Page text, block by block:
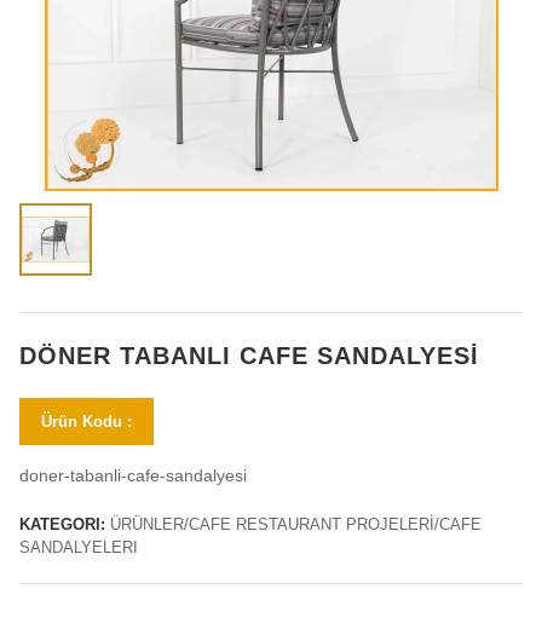
DÖNER TABANLI CAFE SANDALYESI
Ürün Kodu :
doner-tabanli-cafe-sandalyesi
KATEGORI: ÜRÜNLER/CAFE RESTAURANT PROJELERİ/CAFE
SANDALYELERI